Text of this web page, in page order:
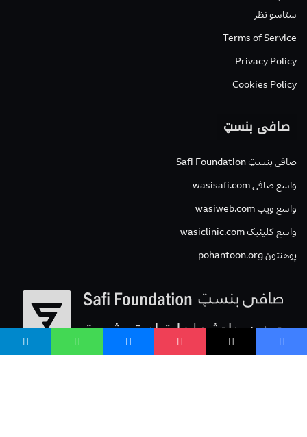
ستاسو نظر
Terms of Service
Privacy Policy
Cookies Policy
صافی بنسټ
صافی بنسټ Safi Foundation
واسع صافی wasisafi.com
واسع ویب wasiweb.com
واسع کلینیک wasiclinic.com
پوهنتون pohantoon.org